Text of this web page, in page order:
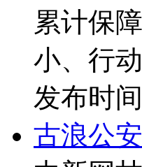
累计保
小、行
发布时间
古浪公